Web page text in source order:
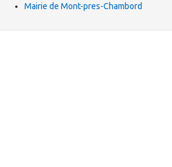
Mairie de Mont-pres-Chambord